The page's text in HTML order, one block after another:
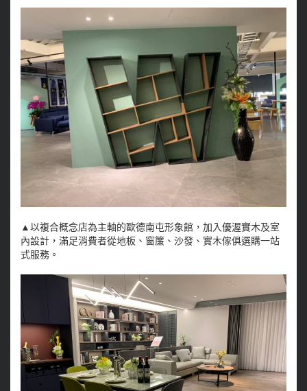
▲以複合概念店為主軸的歐德南屯形象館，加入優渥實木及室
內設計，滿足消費者從地板、窗簾、沙發、實木傢俱選購一站
式服務。